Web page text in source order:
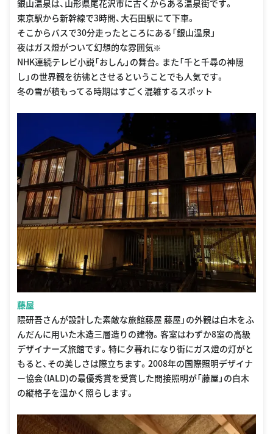
銀山温泉は、山形県尾花沢市に古くからある温泉街です。
東京駅から新幹線で3時間、大石田駅にて下車。
そこからバスで30分走ったところにある「銀山温泉」
夜はガス燈がついて幻想的な雰囲気❇️
NHK連続テレビ小説「おしん」の舞台。また「千と千尋の神隠
し」の世界観を彷彿とさせるということでも人気です。
冬の雪が積もってる時期はすごく混雑するスポット
藤屋
隈研吾さんが設計した素敵な旅館藤屋 藤屋」の外観は白木をふ
んだんに用いた木造三層造りの建物。客室はわずか8室の高級
デザイナーズ旅館です。特に夕暮れになり街にガス燈の灯がと
もると、その美しさは際立ちます。2008年の国際照明デザイナ
ー協会（IALD)の最優秀賞を受賞した間接照明が「藤屋」の白木
の縦格子を温かく照らします。